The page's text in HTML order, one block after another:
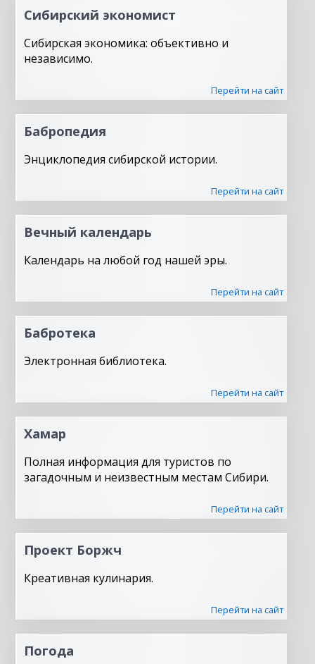
Сибирский экономист
Сибирская экономика: объективно и
независимо.
Перейти на сайт
Бабропедия
Энциклопедия сибирской истории.
Перейти на сайт
Вечный календарь
Календарь на любой год нашей эры.
Перейти на сайт
Бабротека
Электронная библиотека.
Перейти на сайт
Хамар
Полная информация для туристов по
загадочным и неизвестным местам Сибири.
Перейти на сайт
Проект Боржч
Креативная кулинария.
Перейти на сайт
Погода